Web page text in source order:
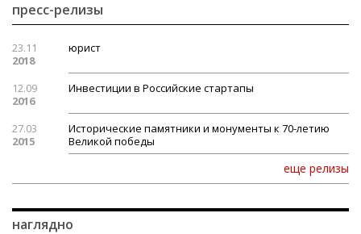
пресс-релизы
23.11
2018
юрист
12.09
2016
Инвестиции в Российские стартапы
27.03
2015
Исторические памятники и монументы к 70-летию
Великой победы
еще релизы
наглядно